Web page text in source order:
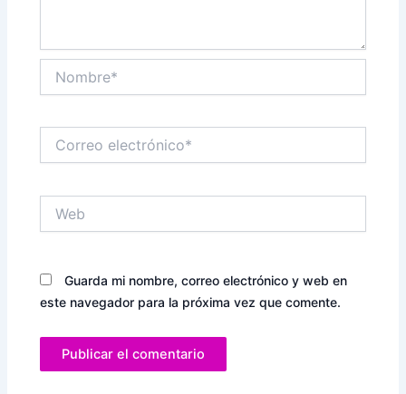
electrónico*
Guarda mi nombre, correo electrónico y web en
este navegador para la próxima vez que comente.